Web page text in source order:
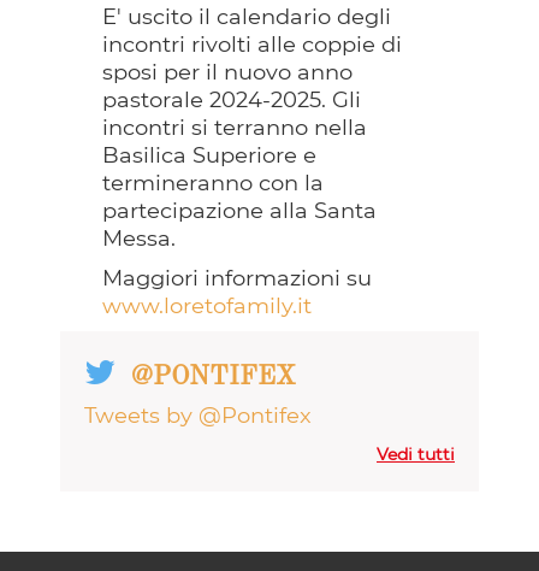
E' uscito il calendario degli
incontri rivolti alle coppie di
sposi per il nuovo anno
pastorale 2024-2025. Gli
incontri si terranno nella
Basilica Superiore e
termineranno con la
partecipazione alla Santa
Messa.
Maggiori informazioni su
www.loretofamily.it
@PONTIFEX
Tweets by @Pontifex
Vedi tutti